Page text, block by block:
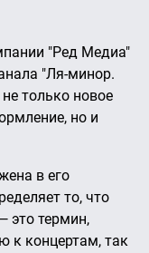
"Ред Медиа"
"Ля-минор.
только новое
но и
в его
то, что
это термин,
к концертам, так